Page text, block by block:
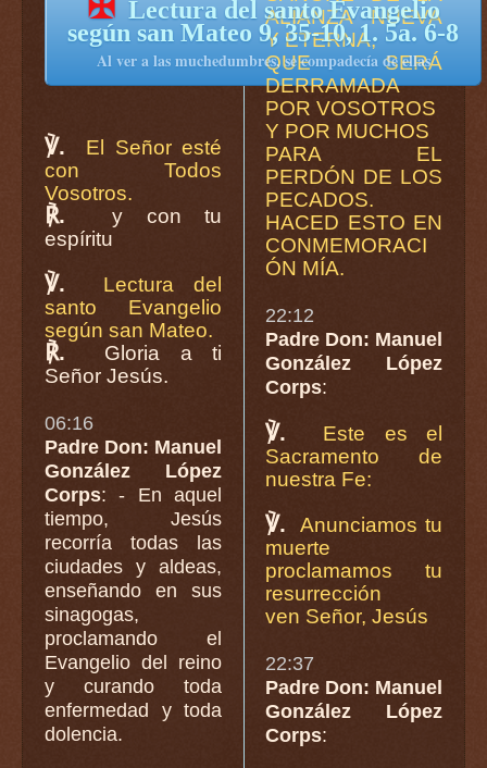
Lectura del santo Evangelio
según san Mateo 9, 35-10, 1. 5a. 6-8
Al ver a las muchedumbres, se compadecía de ellas
℣.
El Señor esté
con Todos
Vosotros.
℟.
y con tu
espíritu
℣.
Lectura del
santo Evangelio
según san Mateo.
℟.
Gloria a ti
Señor Jesús.
06:16
Padre Don: Manuel
González López
Corps: - En aquel
tiempo, Jesús
recorría todas las
ciudades y aldeas,
enseñando en sus
sinagogas,
proclamando el
Evangelio del reino
y curando toda
enfermedad y toda
dolencia.
ALIANZA NUEVA
Y ETERNA,
QUE SERÁ
DERRAMADA
POR VOSOTROS
Y POR MUCHOS
PARA EL
PERDÓN DE LOS
PECADOS.
HACED ESTO EN
CONMEMORACI
ÓN MÍA.
22:12
Padre Don: Manuel
González López
Corps:
℣.
Este es el
Sacramento de
nuestra Fe:
℣.
Anunciamos tu
muerte
proclamamos tu
resurrección
ven Señor, Jesús
22:37
Padre Don: Manuel
González López
Corps: